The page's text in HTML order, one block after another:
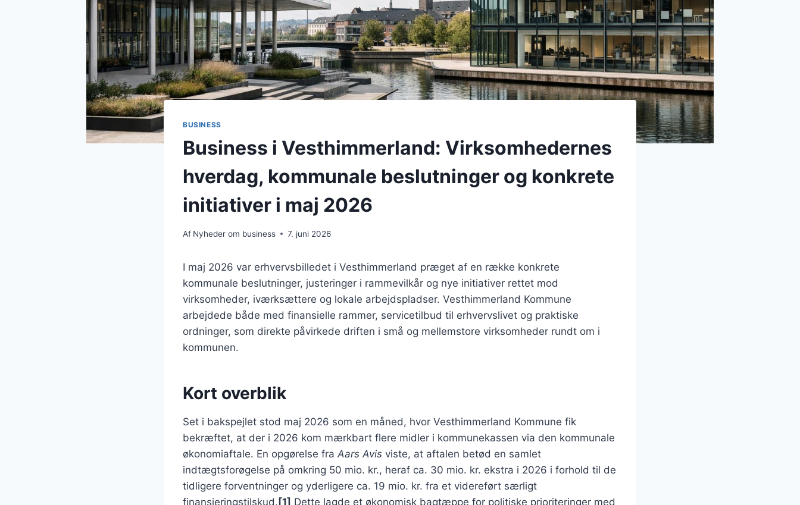
BUSINESS
Business i Vesthimmerland: Virksomhedernes
hverdag, kommunale beslutninger og konkrete
initiativer i maj 2026
Af Nyheder om business 7. juni 2026
I maj 2026 var erhvervsbilledet i Vesthimmerland præget af en række konkrete
kommunale beslutninger, justeringer i rammevilkår og nye initiativer rettet mod
virksomheder, iværksættere og lokale arbejdspladser. Vesthimmerland Kommune
arbejdede både med finansielle rammer, servicetilbud til erhvervslivet og praktiske
ordninger, som direkte påvirkede driften i små og mellemstore virksomheder rundt om i
kommunen.
Kort overblik
Set i bakspejlet stod maj 2026 som en måned, hvor Vesthimmerland Kommune fik
bekræftet, at der i 2026 kom mærkbart flere midler i kommunekassen via den kommunale
økonomiaftale. En opgørelse fra Aars Avis viste, at aftalen betød en samlet
indtægtsforøgelse på omkring 50 mio. kr., heraf ca. 30 mio. kr. ekstra i 2026 i forhold til de
tidligere forventninger og yderligere ca. 19 mio. kr. fra et videreført særligt
finansieringstilskud.[1] Dette lagde et økonomisk bagtæppe for politiske prioriteringer med